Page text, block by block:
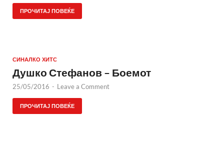
ПРОЧИТАЈ ПОВЕЌЕ
СИНАЛКО ХИТС
Душко Стефанов – Боемот
25/05/2016 - Leave a Comment
ПРОЧИТАЈ ПОВЕЌЕ